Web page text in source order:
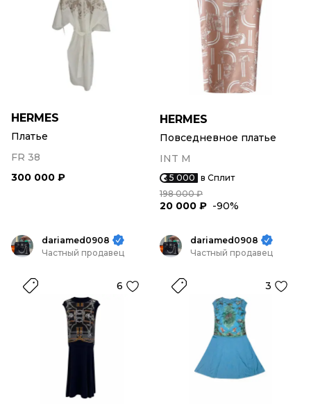
HERMES
Платье
FR 38
300 000 ₽
HERMES
Повседневное платье
INT M
5 000 в Сплит
198 000 ₽
20 000 ₽ -90%
dariamed0908
Частный продавец
6
dariamed0908
Частный продавец
3